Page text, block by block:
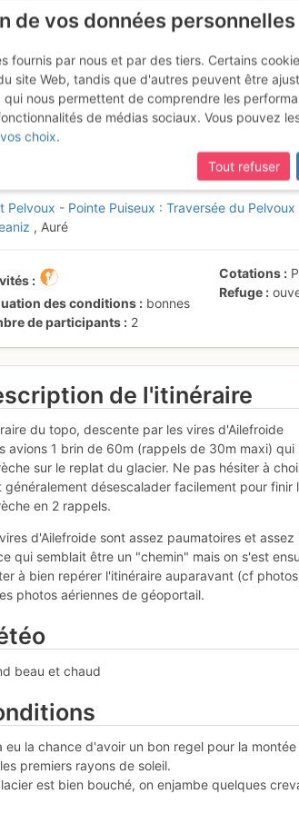
Puiseux :
Pelvoux - Pointe Puiseux : Traversée du
, Auré
des conditions
bonnes
de participants
2
Cotations
Refuge
de l'itinéraire
du topo, descente par les vires d'Ailefroide
avions 1 brin de 60m (rappels de 30m maxi)
sur le replat du glacier. Ne pas hésiter à
généralement désescalader facilement pour
en 2 rappels.
d'Ailefroide sont assez paumatoires et
qui semblait être un "chemin" mais on s'est
à bien repérer l'itinéraire auparavant (cf
photos aériennes de géoportail.
beau et chaud
eu la chance d'avoir un bon regel pour la
premiers rayons de soleil.
est bien bouché, on enjambe quelques
de vos données personnelles
fournis par nous et par des tiers. Certains
site Web, tandis que d'autres peuvent être
nous permettent de comprendre les
de médias sociaux. Vous pouvez
choix.
Tout refuser